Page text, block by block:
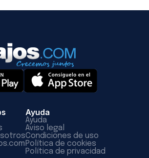
Ayuda
Ayuda
Aviso legal
Condiciones de uso
Política de cookies
Política de privacidad